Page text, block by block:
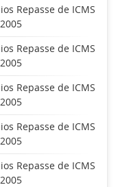
Repasse de ICMS
Repasse de ICMS
Repasse de ICMS
Repasse de ICMS
Repasse de ICMS